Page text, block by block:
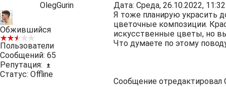
OlegGurin Дата: Среда, 26.10.2022,
Обжившийся
Пользователи
Сообщений: 65
Репутация:
±
Статус: Offline
Я тоже планирую украсить
цветочные композиции.
искусственные цветы, но
Что думаете по этому
Сообщение отредактировал